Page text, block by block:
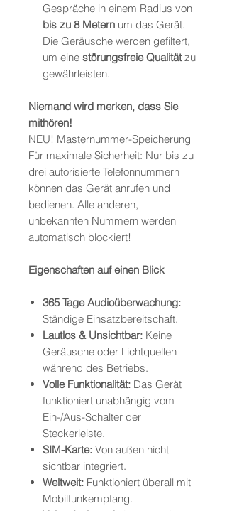
Gespräche in einem Radius von
bis zu 8 Metern um das Gerät.
Die Geräusche werden gefiltert,
um eine störungsfreie Qualitätzu
gewährleisten.
Niemand wird merken, dass Sie
mithören!
NEU! Masternummer-Speicherung
Für maximale Sicherheit: Nur bis zu
drei autorisierte Telefonnummern
können das Gerät anrufen und
bedienen. Alle anderen,
unbekannten Nummern werden
automatisch blockiert!
Eigenschaften auf einen Blick
365 Tage Audioüberwachung:
Ständige Einsatzbereitschaft.
Lautlos & Unsichtbar: Keine
Geräusche oder Lichtquellen
während des Betriebs.
Volle Funktionalität: Das Gerät
funktioniert unabhängig vom
Ein-/Aus-Schalter der
Steckerleiste.
SIM-Karte: Von außen nicht
sichtbar integriert.
Weltweit: Funktioniert überall mit
Mobilfunkempfang.